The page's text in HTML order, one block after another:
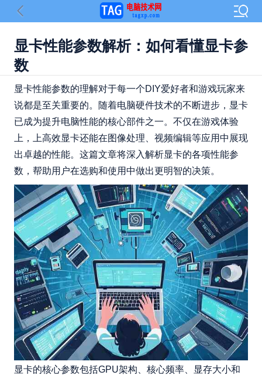
显卡性能参数解析：如何看懂显卡参
数
显卡性能参数的理解对于每一个DIY爱好者和游戏玩家来
说都是至关重要的。随着电脑硬件技术的不断进步，显卡
已成为提升电脑性能的核心部件之一。不仅在游戏体验
上，上高效显卡还能在图像处理、视频编辑等应用中展现
出卓越的性能。这篇文章将深入解析显卡的各项性能参
数，帮助用户在选购和使用中做出更明智的决策。
显卡的核心参数包括GPU架构、核心频率、显存大小和